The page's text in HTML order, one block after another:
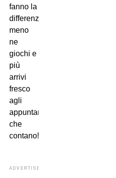
fanno la
differenza,
meno
ne
giochi e
più
arrivi
fresco
agli
appuntamenti
che
contano!
ADVERTISEMENT